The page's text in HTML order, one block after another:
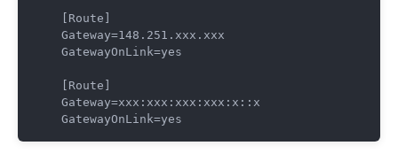
Route
Gateway=148.251 .xxx .
GatewayOnLink=yes
Route
Gateway=xxx :xxx :xxx :xxx :x ::
GatewayOnLink=yes